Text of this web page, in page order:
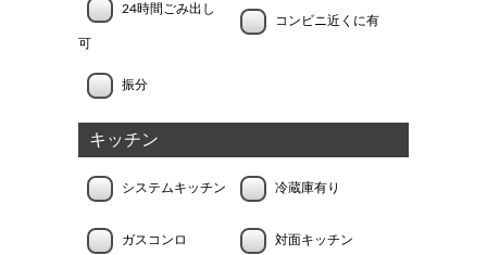
24時間ごみ出し
可
コンビニ近くに有
振分
キッチン
システムキッチン 冷蔵庫有り
ガスコンロ 対面キッチン